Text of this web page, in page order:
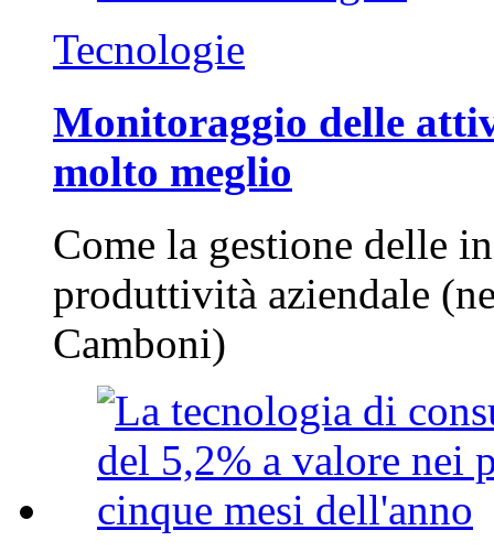
Tecnologie
Monitoraggio delle
molto meglio
Come la gestione delle
produttività aziendale
Camboni)